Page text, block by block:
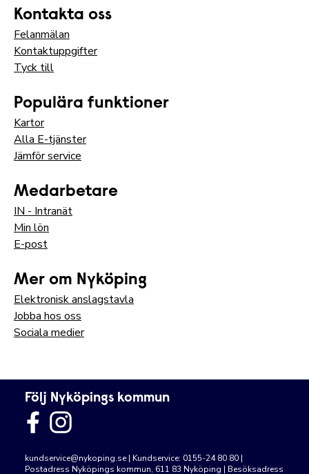
Kontakta oss
Felanmälan
Kontaktuppgifter
Tyck till
Populära funktioner
Kartor
Alla E-tjänster
Jämför service
Medarbetare
IN - Intranät
Min lön
E-post
Mer om Nyköping
Elektronisk anslagstavla
Jobba hos oss
Sociala medier
Följ Nyköpings kommun
kundservice@nykoping.se | Kundservice: 0155-24 80 80 |
Postadress Nyköpings kommun, 611 83 Nyköping | Besöksadress